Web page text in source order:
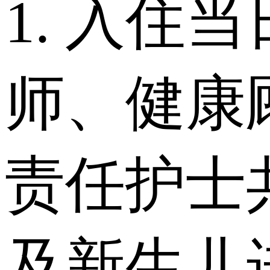
1. 入住
师、健康
责任护士